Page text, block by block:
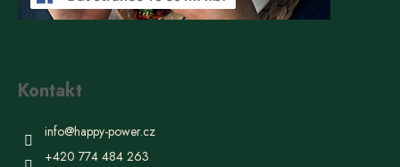
Kontakt
info@happy-power.cz
+420 774 484 263